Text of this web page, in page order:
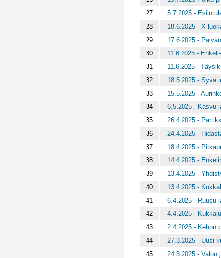
27
5.7.2025 -
28
18.6.2025 - X-
29
17.6.2025 -
30
11.6.2025 -
31
11.6.2025 -
32
18.5.2025 - Syvä
33
15.5.2025 -
34
6.5.2025 - Kasvu
35
26.4.2025 -
36
24.4.2025 -
37
18.4.2025 -
38
14.4.2025 -
39
13.4.2025 -
40
13.4.2025 -
41
6.4.2025 - Ruusu
42
4.4.2025 -
43
2.4.2025 - Kehon
44
27.3.2025 - Uusi
45
24.3.2025 - Valon